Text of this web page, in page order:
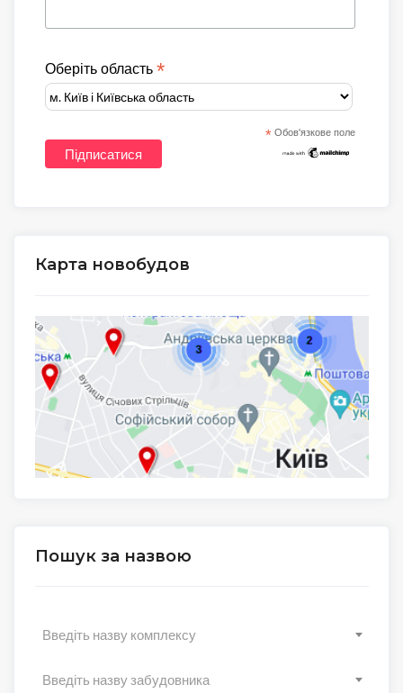
Оберіть область *
* Обов'язкове поле
Карта новобудов
Пошук за назвою
Введіть назву комплексу
Введіть назву забудовника